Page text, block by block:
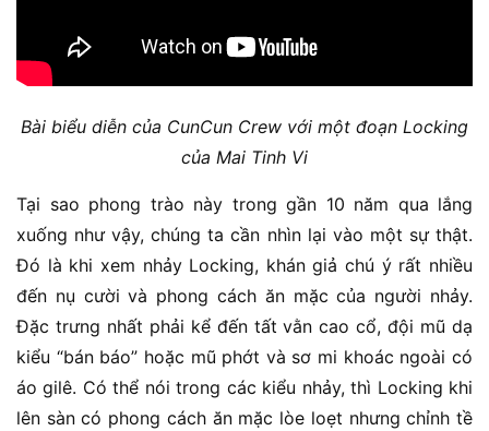
Bài biểu diễn của CunCun Crew với một đoạn Locking
của Mai Tinh Vi
Tại sao phong trào này trong gần 10 năm qua lắng
xuống như vậy, chúng ta cần nhìn lại vào một sự thật.
Đó là khi xem nhảy Locking, khán giả chú ý rất nhiều
đến nụ cười và phong cách ăn mặc của người nhảy.
Đặc trưng nhất phải kể đến tất vằn cao cổ, đội mũ dạ
kiểu “bán báo” hoặc mũ phớt và sơ mi khoác ngoài có
áo gilê. Có thể nói trong các kiểu nhảy, thì Locking khi
lên sàn có phong cách ăn mặc lòe loẹt nhưng chỉnh tề